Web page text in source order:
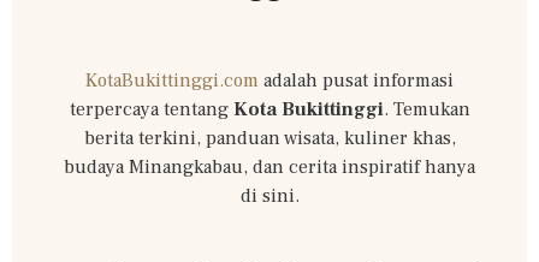
KotaBukittinggi.com adalah pusat informasi
terpercaya tentang Kota Bukittinggi. Temukan
berita terkini, panduan wisata, kuliner khas,
budaya Minangkabau, dan cerita inspiratif hanya
di sini.